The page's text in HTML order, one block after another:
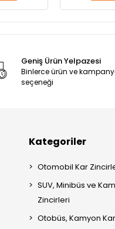
Geniş Ürün Yelpazesi
Binlerce ürün ve
seçeneği
Kategoriler
Otomobil Kar
SUV, Minibüs ve
Zincirleri
Otobüs, Kamyon